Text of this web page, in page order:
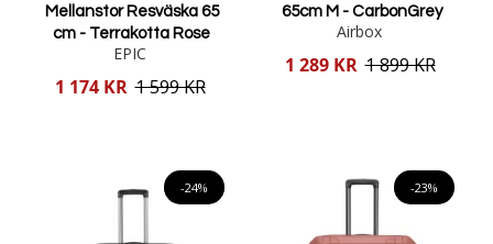
Mellanstor Resväska 65
cm - Terrakotta Rose
EPIC
Reducerat
1 174 KR 1 599 KR
65cm M - CarbonGrey
Airbox
Reducerat
1 289 KR 1 899 KR
-24% -23%